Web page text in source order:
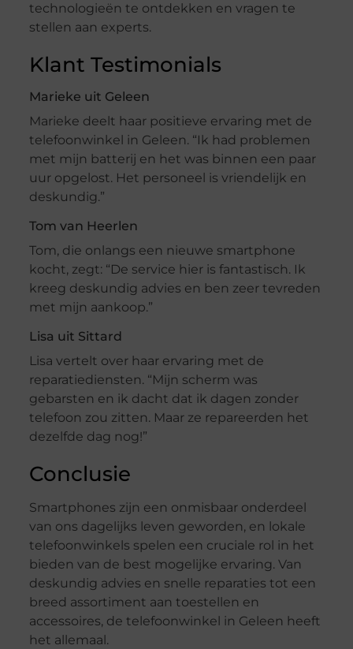
technologieën te ontdekken en vragen te
stellen aan experts.
Klant Testimonials
Marieke uit Geleen
Marieke deelt haar positieve ervaring met de
telefoonwinkel in Geleen. “Ik had problemen
met mijn batterij en het was binnen een paar
uur opgelost. Het personeel is vriendelijk en
deskundig.”
Tom van Heerlen
Tom, die onlangs een nieuwe smartphone
kocht, zegt: “De service hier is fantastisch. Ik
kreeg deskundig advies en ben zeer tevreden
met mijn aankoop.”
Lisa uit Sittard
Lisa vertelt over haar ervaring met de
reparatiediensten. “Mijn scherm was
gebarsten en ik dacht dat ik dagen zonder
telefoon zou zitten. Maar ze repareerden het
dezelfde dag nog!”
Conclusie
Smartphones zijn een onmisbaar onderdeel
van ons dagelijks leven geworden, en lokale
telefoonwinkels spelen een cruciale rol in het
bieden van de best mogelijke ervaring. Van
deskundig advies en snelle reparaties tot een
breed assortiment aan toestellen en
accessoires, de telefoonwinkel in Geleen heeft
het allemaal.